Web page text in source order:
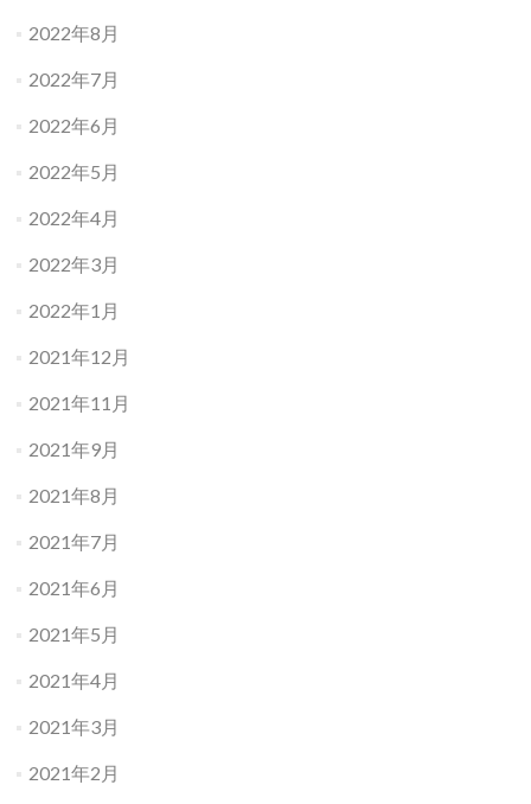
2022年8月
2022年7月
2022年6月
2022年5月
2022年4月
2022年3月
2022年1月
2021年12月
2021年11月
2021年9月
2021年8月
2021年7月
2021年6月
2021年5月
2021年4月
2021年3月
2021年2月